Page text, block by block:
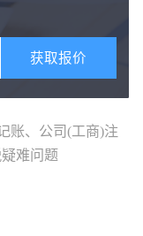
获取报价
账、公司(工商)注
难问题